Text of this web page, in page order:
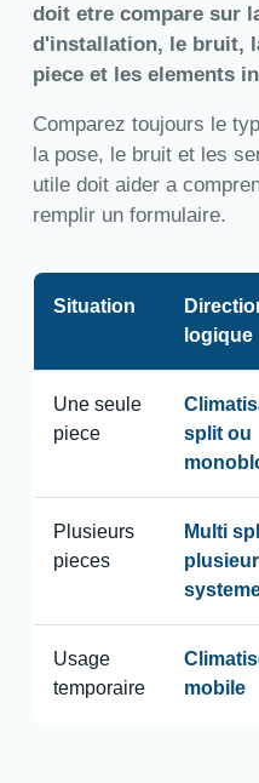
doit etre compare sur
d'installation, le bruit,
piece et les elements
Comparez toujours le
la pose, le bruit et les
utile doit aider a
remplir un formulaire.
Situation
logique
Une seule
piece
split ou
Plusieurs
pieces
Multi
Usage
temporaire
mobile